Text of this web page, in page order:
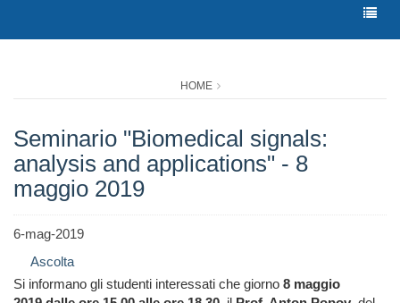
HOME
Seminario "Biomedical signals:
analysis and applications" - 8
maggio 2019
6-mag-2019
Ascolta
Si informano gli studenti interessati che giorno 8 maggio